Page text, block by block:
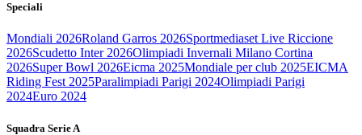
Speciali
Mondiali 2026Roland Garros 2026Sportmediaset Live Riccione
2026Scudetto Inter 2026Olimpiadi Invernali Milano Cortina
2026Super Bowl 2026Eicma 2025Mondiale per club 2025EICMA
Riding Fest 2025Paralimpiadi Parigi 2024Olimpiadi Parigi
2024Euro 2024
Squadra Serie A